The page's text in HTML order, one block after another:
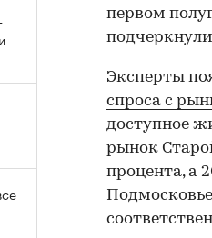
первом
Эксперты
спроса с
доступное
рынок
процента, а